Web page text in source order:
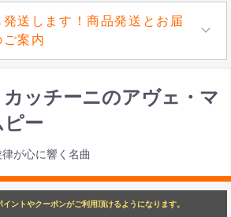
送します！商品発送とお届
案内
ッチーニのアヴェ・マ
ピー
が心に響く名曲
ントやクーポンがご利用頂けるようになります。